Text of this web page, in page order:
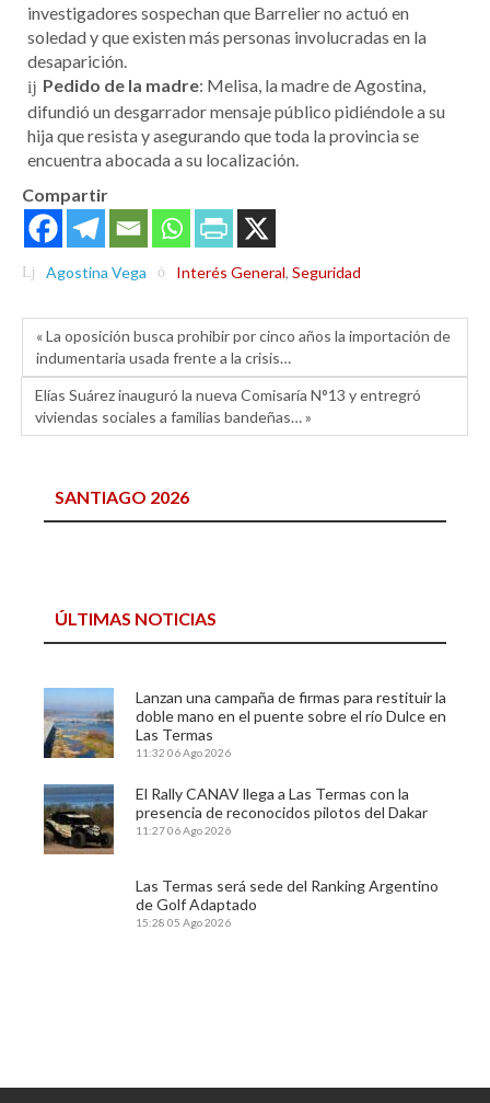
investigadores sospechan que Barrelier no actuó en
soledad y que existen más personas involucradas en la
desaparición.
Pedido de la madre: Melisa, la madre de Agostina,
difundió un desgarrador mensaje público pidiéndole a su
hija que resista y asegurando que toda la provincia se
encuentra abocada a su localización.
Compartir
Agostina Vega Interés General, Seguridad
« La oposición busca prohibir por cinco años la importación de
indumentaria usada frente a la crisis…
Elías Suárez inauguró la nueva Comisaría N°13 y entregró
viviendas sociales a familias bandeñas… »
SANTIAGO 2026
ÚLTIMAS NOTICIAS
Lanzan una campaña de firmas para restituir la
doble mano en el puente sobre el río Dulce en
Las Termas
11:32 06 Ago 2026
El Rally CANAV llega a Las Termas con la
presencia de reconocidos pilotos del Dakar
11:2706 Ago 2026
Las Termas será sede del Ranking Argentino
de Golf Adaptado
15:28 05 Ago 2026